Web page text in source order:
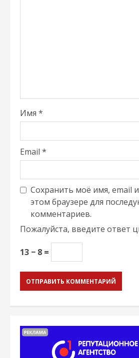
Имя *
Email *
Сохранить моё имя, email
этом браузере для
комментариев.
Пожалуйста, введите ответ
13 − 8 =